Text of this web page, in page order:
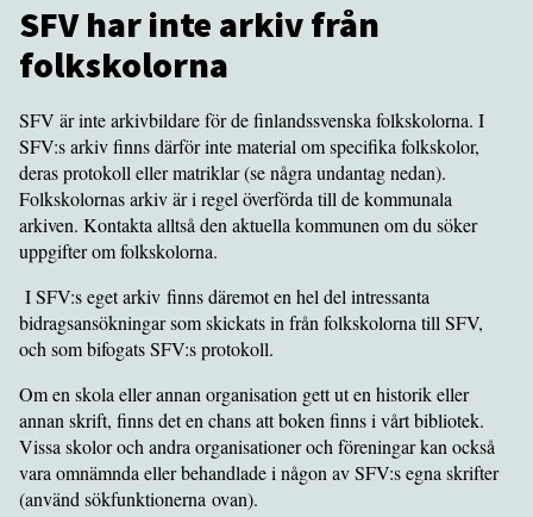
SFV har inte arkiv från
folkskolorna
SFV är inte arkivbildare för de finlandssvenska folkskolorna. I
SFV:s arkiv finns därför inte material om specifika folkskolor,
deras protokoll eller matriklar (se några undantag nedan).
Folkskolornas arkiv är i regel överförda till de kommunala
arkiven. Kontakta alltså den aktuella kommunen om du söker
uppgifter om folkskolorna.
I SFV:s eget arkiv finns däremot en hel del intressanta
bidragsansökningar som skickats in från folkskolorna till SFV,
och som bifogats SFV:s protokoll.
Om en skola eller annan organisation gett ut en historik eller
annan skrift, finns det en chans att boken finns i vårt bibliotek.
Vissa skolor och andra organisationer och föreningar kan också
vara omnämnda eller behandlade i någon av SFV:s egna skrifter
(använd sökfunktionerna ovan).